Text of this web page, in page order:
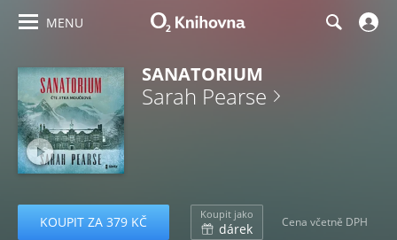
MENU
SANATORIUM
Sarah Pearse
KOUPIT ZA 379 KČ Koupit jako
dárek Cena včetně DPH